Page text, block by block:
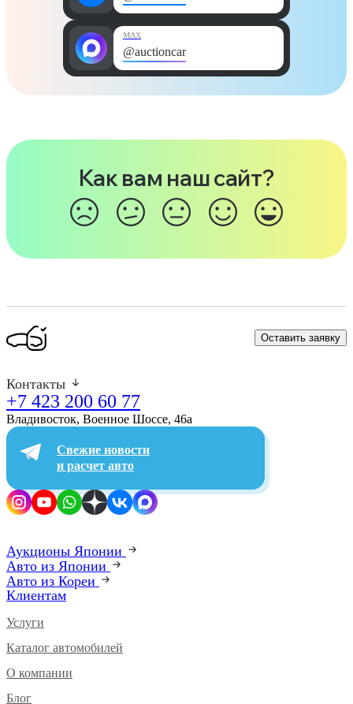
MAX
@auctioncar
Как вам наш сайт?
Оставить заявку
Контакты
+7 423 200 60 77
Владивосток, Военное Шоссе, 46а​
Свежие новости
и расчет авто
Аукционы Японии
Авто из Японии
Авто из Кореи
Клиентам
Услуги
Каталог автомобилей
О компании
Блог